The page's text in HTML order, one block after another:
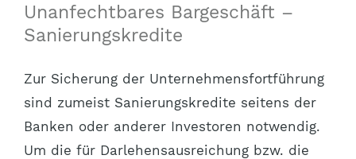
Unanfechtbares Bargeschäft –
Sanierungskredite
Zur Sicherung der Unternehmensfortführung
sind zumeist Sanierungskredite seitens der
Banken oder anderer Investoren notwendig.
Um die für Darlehensausreichung bzw. die